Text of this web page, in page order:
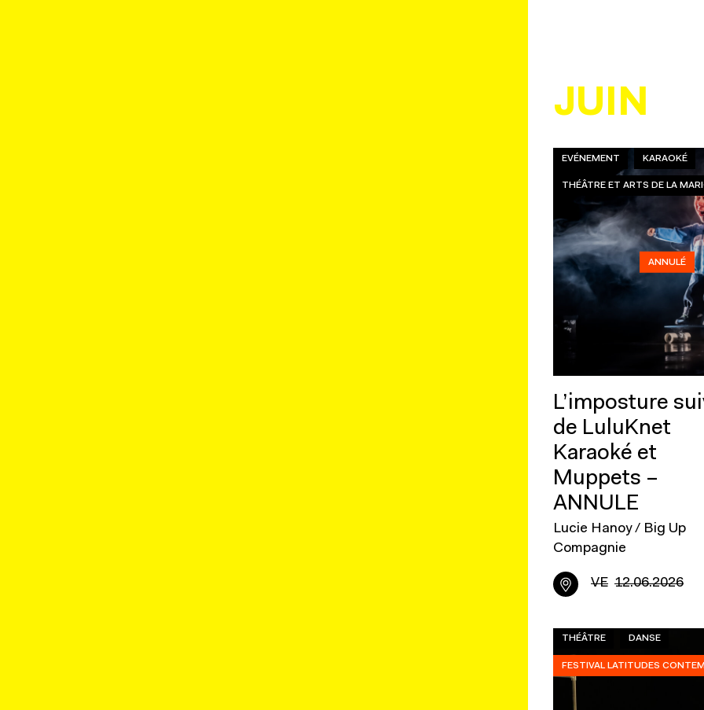
JUIN
ANNULÉ
EVÉNEMENT KARAOKÉ
THÉÂTRE ET ARTS DE LA
L’imposture
de LuluKnet
Karaoké et
Muppets –
ANNULE
Lucie Hanoy / Big Up
Compagnie
VE 12.06.2026
THÉÂTRE DANSE
FESTIVAL LATITUDES